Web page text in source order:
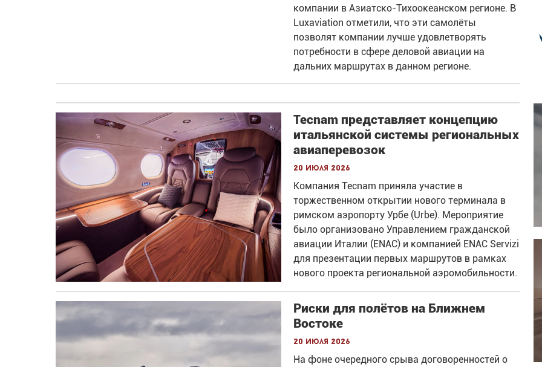
компании в Азиатско-Тихоокеанском регионе. В
Luxaviation отметили, что эти самолёты
позволят компании лучше удовлетворять
потребности в сфере деловой авиации на
дальних маршрутах в данном регионе.
Tecnam представляет концепцию
итальянской системы региональных
авиаперевозок
20 июля 2026
Компания Tecnam приняла участие в
торжественном открытии нового терминала в
римском аэропорту Урбе (Urbe). Мероприятие
было организовано Управлением гражданской
авиации Италии (ENAC) и компанией ENAC Servizi
для презентации первых маршрутов в рамках
нового проекта региональной аэромобильности.
Риски для полётов на Ближнем
Востоке
20 июля 2026
На фоне очередного срыва договоренностей о